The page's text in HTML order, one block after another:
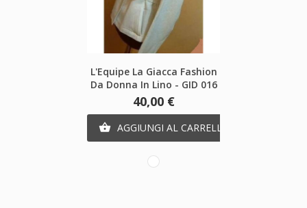
L'Equipe La Giacca Fashion
Da Donna In Lino - GID 016
Prezzo
40,00 €
 AGGIUNGI AL CARRELLO
Bianco